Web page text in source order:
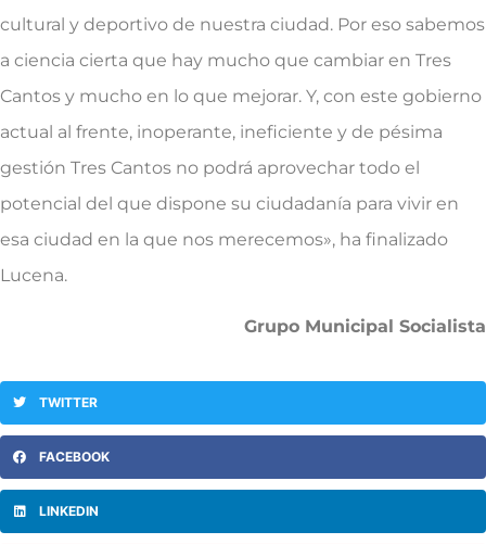
cultural y deportivo de nuestra ciudad. Por eso sabemos
a ciencia cierta que hay mucho que cambiar en Tres
Cantos y mucho en lo que mejorar. Y, con este gobierno
actual al frente, inoperante, ineficiente y de pésima
gestión Tres Cantos no podrá aprovechar todo el
potencial del que dispone su ciudadanía para vivir en
esa ciudad en la que nos merecemos», ha finalizado
Lucena.
Grupo Municipal Socialista
TWITTER
FACEBOOK
LINKEDIN